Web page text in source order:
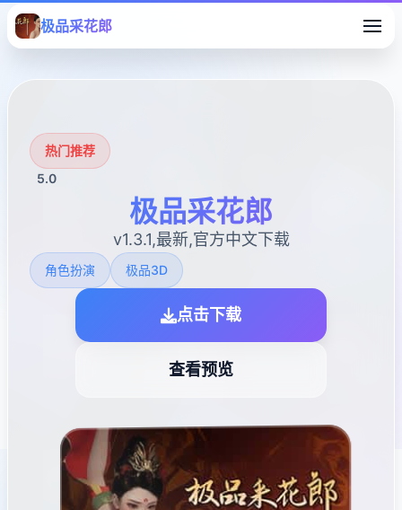
极品采花郎
热门推荐
5.0
极品采花郎
v1.3.1,最新,官方中文下载
角色扮演 极品3D
点击下载
查看预览